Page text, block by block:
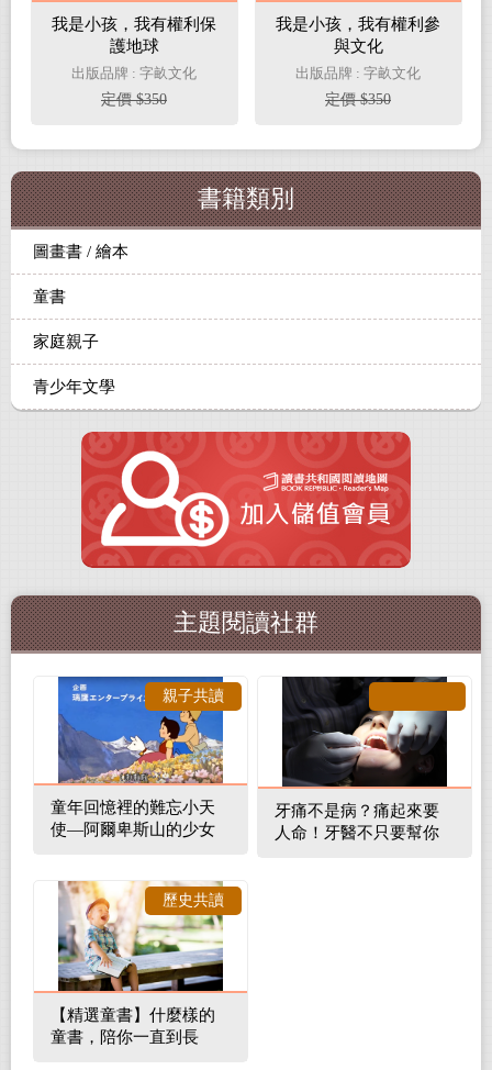
我是小孩，我有權利保
護地球
出版品牌 : 字畝文化
定價 $350
我是小孩，我有權利參
與文化
出版品牌 : 字畝文化
定價 $350
書籍類別
圖畫書 / 繪本
童書
家庭親子
青少年文學
主題閱讀社群
童年回憶裡的難忘小天
使—阿爾卑斯山的少女
親子共讀
牙痛不是病？痛起來要
人命！牙醫不只要幫你
【精選童書】什麼樣的
童書，陪你一直到長
歷史共讀